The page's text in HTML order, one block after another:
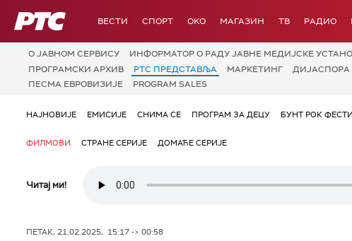
РТС ВЕСТИ СПОРТ OKO МАГАЗИН ТВ РАДИО
О JАВНОМ СЕРВИСУ ИНФОРМАТОР О РАДУ ЈАВНЕ МЕДИЈСКЕ
ПРОГРАМСКИ АРХИВ
РТС ПРЕДСТАВЉА МАРКЕТИНГ ДИЈАСПОРА
ПЕСМА ЕВРОВИЗИЈЕ
PROGRAM SALES
НАЈНОВИЈЕ ЕМИСИЈЕ СНИМА СЕ ПРОГРАМ ЗА ДЕЦУ БУНТ РОК
ФИЛМОВИ СТРАНЕ СЕРИЈЕ ДОМАЋЕ СЕРИЈЕ
Читај ми!
ПЕТАК, 21.02.2025, 15:17 -> 00:58